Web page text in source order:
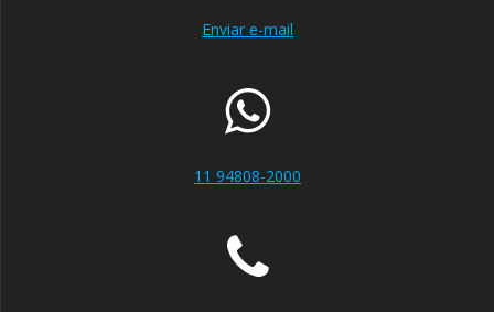
Enviar e-mail
11 94808-2000